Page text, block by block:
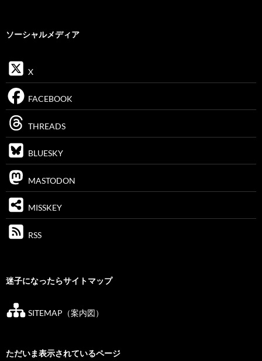
ソーシャルメディア
X
FACEBOOK
THREADS
BLUESKY
MASTODON
MISSKEY
RSS
迷子になったらサイトマップ
SITEMAP（案内図）
ただいま表示されているページ